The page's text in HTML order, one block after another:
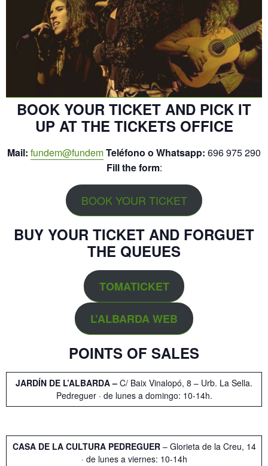
BOOK YOUR TICKET AND PICK IT
UP AT THE TICKETS OFFICE
Mail: fundem@fundemTeléfono o Whatsapp: 696 975 290
Fill the form:
BOOK YOUR TICKET
BUY YOUR TICKET AND FORGUET
THE QUEUES
TOMATICKET
L’ALBARDAWEB
POINTS OF SALES
JARDÍN DE L’ALBARDA – C/ Baix Vinalopó, 8 – Urb. La Sella.
Pedreguer · de lunes a domingo: 10-14h.
CASA DE LA CULTURA PEDREGUER – Glorieta de la Creu, 14
· de lunes a viernes: 10-14h